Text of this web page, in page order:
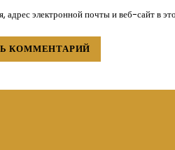
адрес электронной почты и веб-сайт в